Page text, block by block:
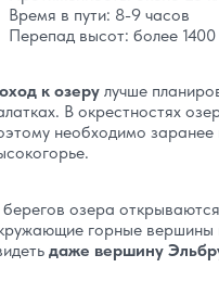
Время в пути: 8-9 часов
Перепад высот: более
к озеру лучше
В окрестностях
необходимо
озера
горные вершины
даже вершину